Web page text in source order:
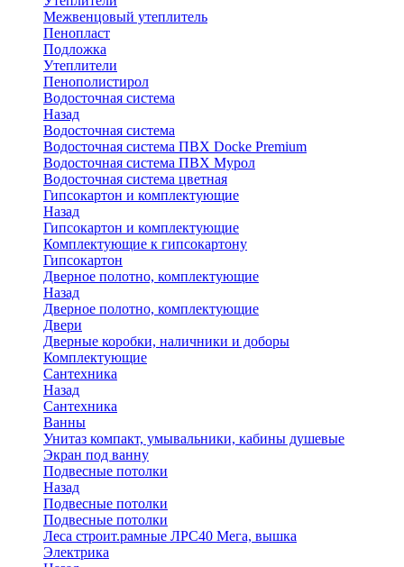
Межвенцовый утеплитель
Пенопласт
Подложка
Утеплители
Пенополистирол
Водосточная система
Назад
Водосточная система
Водосточная система ПВХ Docke Premium
Водосточная система ПВХ Мурол
Водосточная система цветная
Гипсокартон и комплектующие
Назад
Гипсокартон и комплектующие
Комплектующие к гипсокартону
Гипсокартон
Дверное полотно, комплектующие
Назад
Дверное полотно, комплектующие
Двери
Дверные коробки, наличники и доборы
Комплектующие
Сантехника
Назад
Сантехника
Ванны
Унитаз компакт, умывальники, кабины душевые
Экран под ванну
Подвесные потолки
Назад
Подвесные потолки
Подвесные потолки
Леса строит.рамные ЛРС40 Мега, вышка
Электрика